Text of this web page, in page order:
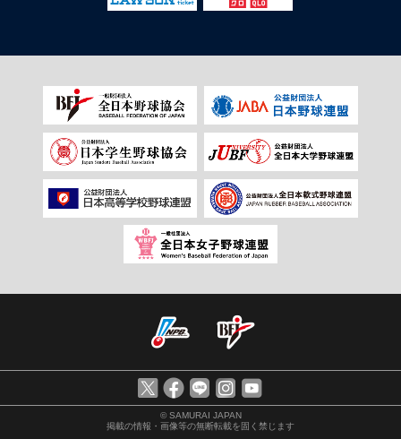
© SAMURAI JAPAN
掲載の情報・画像等の無断転載を固く禁じます